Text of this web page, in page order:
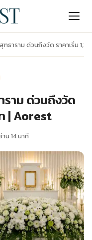
ธาราม ด่วนถึงวัด ราคาเริ่ม
าม ด่วนถึงวัด
| Aorest
าน 14 นาที